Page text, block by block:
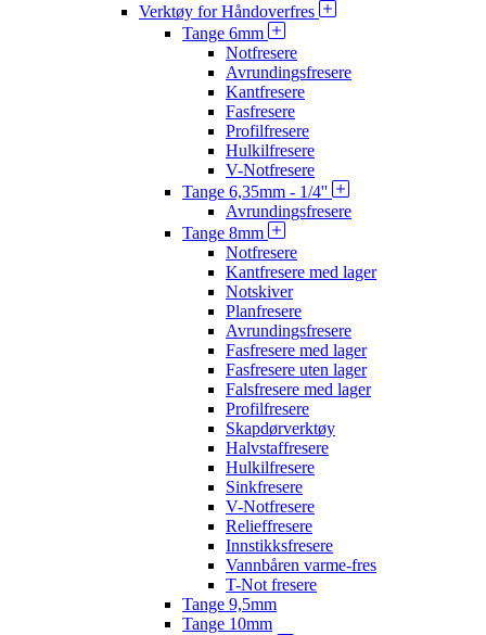
Verktøy for Håndoverfres
Tange 6mm
Notfresere
Avrundingsfresere
Kantfresere
Fasfresere
Profilfresere
Hulkilfresere
V-Notfresere
Tange 6,35mm - 1/4''
Avrundingsfresere
Tange 8mm
Notfresere
Kantfresere med lager
Notskiver
Planfresere
Avrundingsfresere
Fasfresere med lager
Fasfresere uten lager
Falsfresere med lager
Profilfresere
Skapdørverktøy
Halvstaffresere
Hulkilfresere
Sinkfresere
V-Notfresere
Relieffresere
Innstikksfresere
Vannbåren varme-fres
T-Not fresere
Tange 9,5mm
Tange 10mm